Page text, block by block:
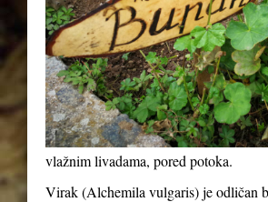
vlažnim livadama, pored potoka.
Virak (Alchemila vulgaris) je odličan